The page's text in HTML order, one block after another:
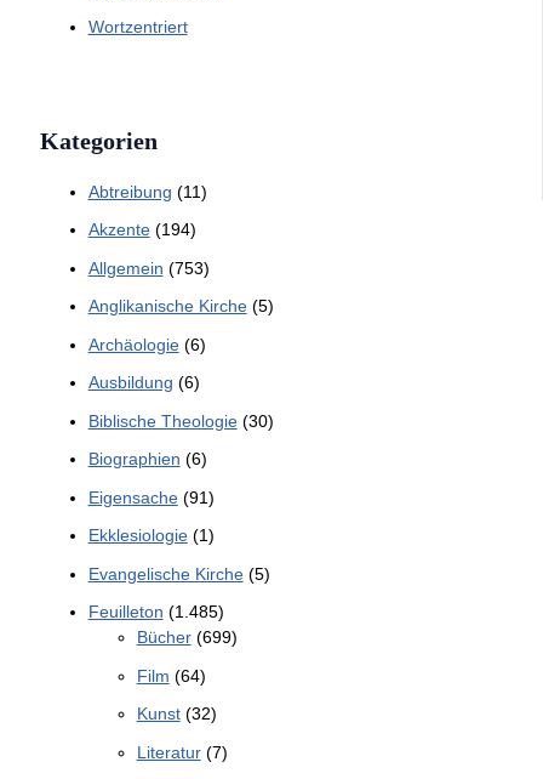
Wortzentriert
Kategorien
Abtreibung (11)
Akzente(194)
Allgemein (753)
Anglikanische Kirche(5)
Archäologie(6)
Ausbildung (6)
Biblische Theologie(30)
Biographien (6)
Eigensache(91)
Ekklesiologie(1)
Evangelische Kirche(5)
Feuilleton (1.485)
Bücher(699)
Film (64)
Kunst(32)
Literatur(7)